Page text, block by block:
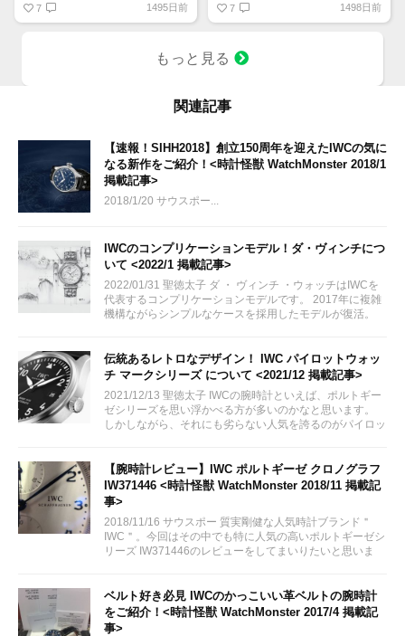
すね。とても…アレ。
7 1495日前
クリスタル？
7 1498日前
もっと見る
関連記事
【速報！SIHH2018】創立150周年を迎えたIWCの気に
なる新作をご紹介！<時計怪獣 WatchMonster 2018/1
掲載記事>
2018/1/20 サウスポー...
IWCのコンプリケーションモデル！ダ・ヴィンチにつ
いて <2022/1 掲載記事>
2022/01/31 聖徳太子 ダ ・ ヴィンチ ・ウォッチはIWCを
代表するコンプリケーションモデルです。 2017年に複雑
機構ながらシンプルなケースを採用したモデルが復活。
す。
伝統あるレトロなデザイン！ IWC パイロットウォッ
チ マークシリーズ について <2021/12 掲載記事>
2021/12/13 聖徳太子 IWCの腕時計といえば、ポルトギー
ゼシリーズを思い浮かべる方が多いのかなと思います。
しかしながら、それにも劣らない人気を誇るのがパイロッ
はご紹介致します。
【腕時計レビュー】IWC ポルトギーゼ クロノグラフ
IW371446 <時計怪獣 WatchMonster 2018/11 掲載記
事>
2018/11/16 サウスポー 質実剛健な人気時計ブランド＂
IWC＂。今回はその中でも特に人気の高いポルトギーゼシ
リーズ IW371446のレビューをしてまいりたいと思いま
ベルト好き必見 IWCのかっこいい革ベルトの腕時計
をご紹介！<時計怪獣 WatchMonster 2017/4 掲載記
事>